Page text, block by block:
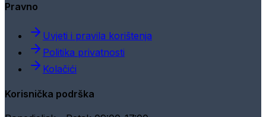
Pravno
Uvjeti i pravila korištenja
Politika privatnosti
Kolačići
Korisnička podrška